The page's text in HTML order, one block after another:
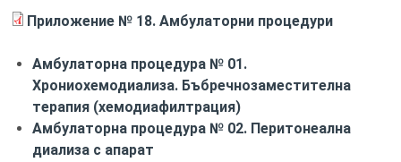
Приложение № 18. Амбулаторни процедури
Амбулаторна процедура № 01.
Хрониохемодиализа. Бъбречнозаместителна
терапия (хемодиафилтрация)
Амбулаторна процедура № 02. Перитонеална
диализа с апарат